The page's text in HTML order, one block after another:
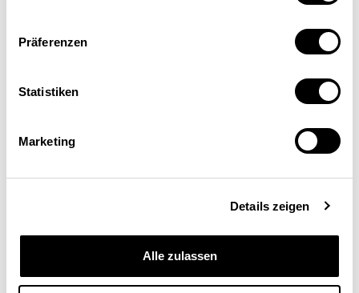
Präferenzen
Statistiken
Marketing
Details zeigen
Alle zulassen
Confédération suisse
Confederazione Svizzera
Confederaziun svizra